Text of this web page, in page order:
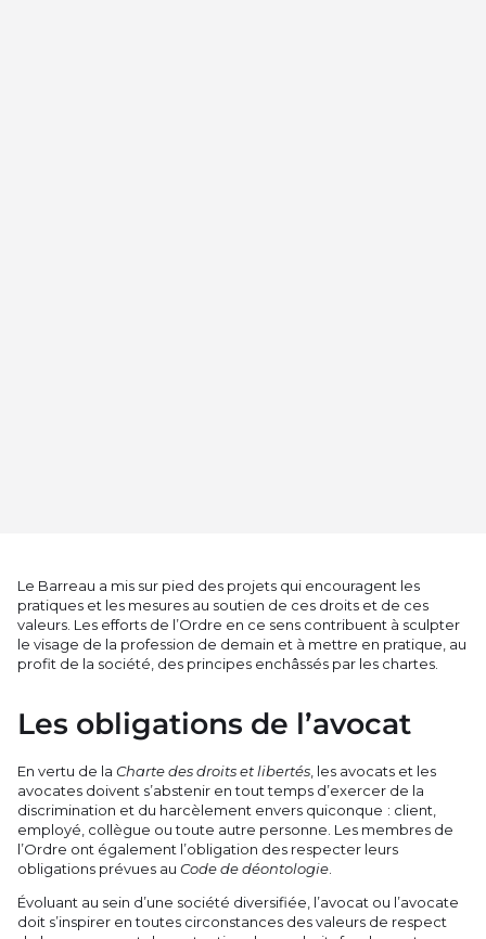
Le Barreau a mis sur pied des projets qui encouragent les
pratiques et les mesures au soutien de ces droits et de ces
valeurs. Les efforts de l’Ordre en ce sens contribuent à sculpter
le visage de la profession de demain et à mettre en pratique, au
profit de la société, des principes enchâssés par les chartes.
Les obligations de l’avocat
En vertu de laCharte des droits et libertés , les avocats et les
avocates doivent s’abstenir en tout temps d’exercer de la
discrimination et du harcèlement envers quiconque : client,
employé, collègue ou toute autre personne. Les membres de
l’Ordre ont également l’obligation des respecter leurs
obligations prévues auCode de déontologie
Évoluant au sein d’une société diversifiée, l’avocat ou l’avocate
doit s’inspirer en toutes circonstances des valeurs de respect